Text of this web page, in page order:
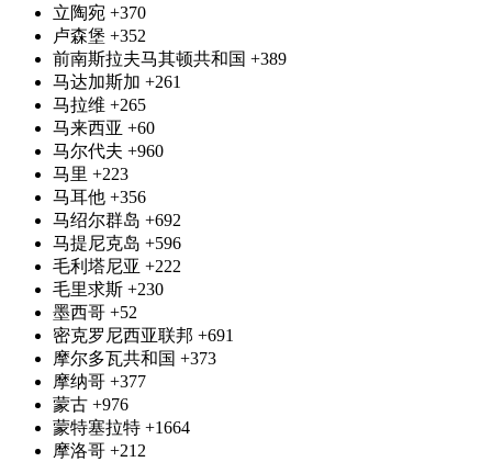
立陶宛 +370
卢森堡 +352
前南斯拉夫马其顿共和国 +389
马达加斯加 +261
马拉维 +265
马来西亚 +60
马尔代夫 +960
马里 +223
马耳他 +356
马绍尔群岛 +692
马提尼克岛 +596
毛利塔尼亚 +222
毛里求斯 +230
墨西哥 +52
密克罗尼西亚联邦 +691
摩尔多瓦共和国 +373
摩纳哥 +377
蒙古 +976
蒙特塞拉特 +1664
摩洛哥 +212